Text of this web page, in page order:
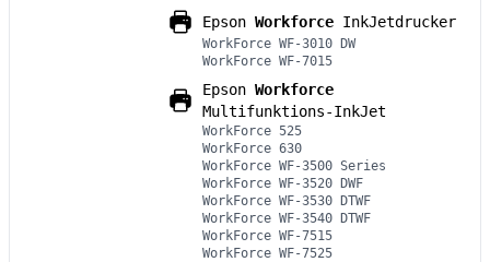
Epson Workforce InkJetdrucker
WorkForce WF-3010 DW
WorkForce WF-7015
Epson Workforce
Multifunktions-InkJet
WorkForce 525
WorkForce 630
WorkForce WF-3500 Series
WorkForce WF-3520 DWF
WorkForce WF-3530 DTWF
WorkForce WF-3540 DTWF
WorkForce WF-7515
WorkForce WF-7525